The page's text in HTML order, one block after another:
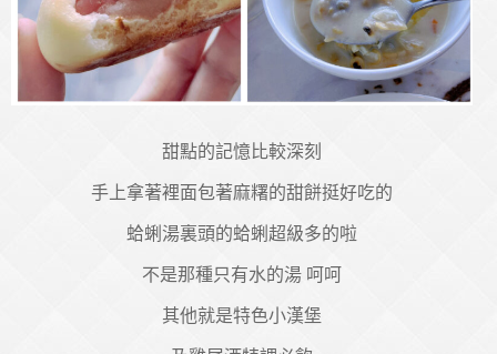
甜點的記憶比較深刻
手上拿著裡面包著麻糬的甜餅挺好吃的
蛤蜊湯裏頭的蛤蜊超級多的啦
不是那種只有水的湯 呵呵
其他就是特色小漢堡